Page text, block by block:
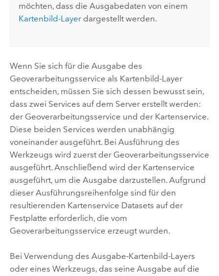
möchten, dass die Ausgabedaten von einem
Kartenbild-Layer dargestellt werden.
Wenn Sie sich für die Ausgabe des
Geoverarbeitungsservice als Kartenbild-Layer
entscheiden, müssen Sie sich dessen bewusst sein,
dass zwei Services auf dem Server erstellt werden:
der Geoverarbeitungsservice und der Kartenservice.
Diese beiden Services werden unabhängig
voneinander ausgeführt. Bei Ausführung des
Werkzeugs wird zuerst der Geoverarbeitungsservice
ausgeführt. Anschließend wird der Kartenservice
ausgeführt, um die Ausgabe darzustellen. Aufgrund
dieser Ausführungsreihenfolge sind für den
resultierenden Kartenservice Datasets auf der
Festplatte erforderlich, die vom
Geoverarbeitungsservice erzeugt wurden.
Bei Verwendung des Ausgabe-Kartenbild-Layers
oder eines Werkzeugs, das seine Ausgabe auf die